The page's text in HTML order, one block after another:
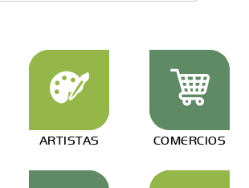
ARTISTAS COMERCIOS